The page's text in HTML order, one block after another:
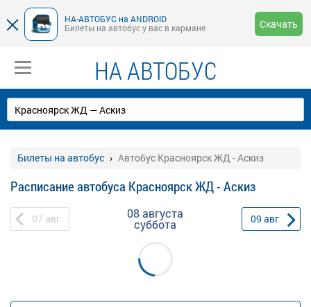
НА-АВТОБУС на ANDROID
Билеты на автобус у вас в кармане
Скачать
НА АВТОБУС
Билеты на автобус Автобус Красноярск ЖД - Аскиз
Расписание автобуса Красноярск ЖД - Аскиз
07 авг 08 августа
суббота 09 авг